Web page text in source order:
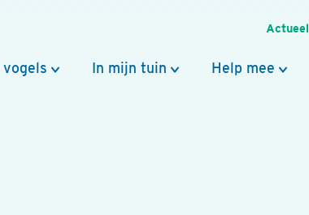
Actueel
vogels In mijn tuin Help mee